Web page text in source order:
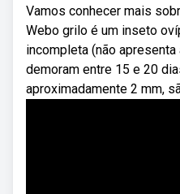
Vamos conhecer mais
Webo grilo é um inseto
incompleta (não
demoram entre 15 e 20
aproximadamente 2 mm,